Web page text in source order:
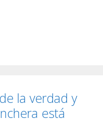
la verdad y
está